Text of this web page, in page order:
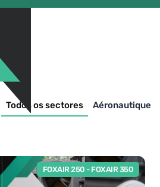
Aéronautique
Todos os sectores
FOXAIR 250 - FOXAIR 350